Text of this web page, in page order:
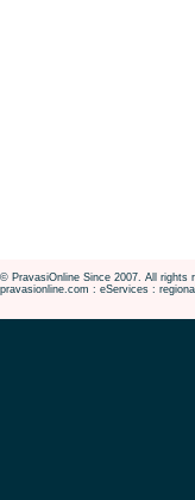
© PravasiOnline Since 2007. All rights
pravasionline.com : eServices :